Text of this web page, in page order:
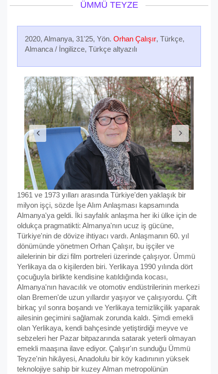
ÜMMÜ TEYZE
2020, Almanya, 31'25, Yön. Orhan Çalışır, Türkçe,
Almanca / İngilizce, Türkçe altyazılı
1961 ve 1973 yılları arasında Türkiye'den yaklaşık bir
milyon işçi, sözde İşe Alım Anlaşması kapsamında
Almanya'ya geldi. İki sayfalık anlaşma her iki ülke için de
oldukça pragmatikti: Almanya'nın ucuz iş gücüne,
Türkiye'nin de dövize ihtiyacı vardı. Anlaşmanın 60. yıl
dönümünde yönetmen Orhan Çalışır, bu işçiler ve
ailelerinin bir dizi film portreleri üzerinde çalışıyor. Ümmü
Yerlikaya da o kişilerden biri. Yerlikaya 1990 yılında dört
çocuğuyla birlikte kendisine katıldığında kocası,
Almanya'nın havacılık ve otomotiv endüstrilerinin merkezi
olan Bremen'de uzun yıllardır yaşıyor ve çalışıyordu. Çift
birkaç yıl sonra boşandı ve Yerlikaya temizlikçilik yaparak
ailesinin geçimini sağlamak zorunda kaldı. Şimdi emekli
olan Yerlikaya, kendi bahçesinde yetiştirdiği meyve ve
sebzeleri her Pazar bitpazarında satarak yeterli olmayan
emekli maaşına ilave ediyor. Çalışır'ın sunduğu Ümmü
Teyze'nin hikâyesi, Anadolulu bir köy kadınının yüksek
teknolojiye sahip bir kuzey Alman metropolünün